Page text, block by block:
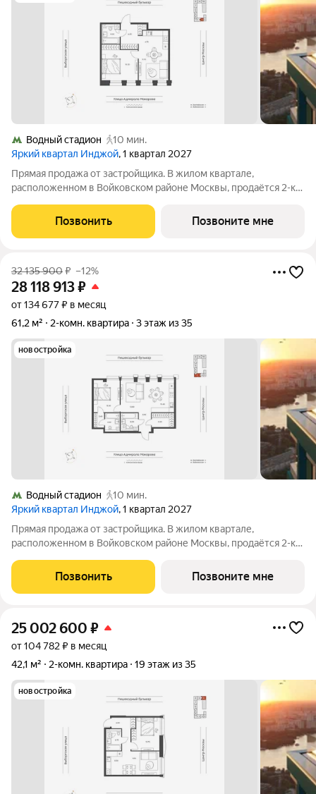
Водный стадион
10 мин.
Яркий квартал Инджой, 1 квартал 2027
Прямая продажа от застройщика. В жилом квартале,
расположенном в Войковском районе Москвы, продаётся 2-к
расположена на 5 этаже 10-этажного дома, корпус 1, в жилом
квартале бизнес-класса Инджой.
Позвонить Позвоните мне
32 135 900₽ –12%
28 118 913₽
от 134 677 ₽ в месяц
61,2 м²
2-комн. квартира 3 этаж из 35
новостройка
Водный стадион
10 мин.
Яркий квартал Инджой, 1 квартал 2027
Прямая продажа от застройщика. В жилом квартале,
расположенном в Войковском районе Москвы, продаётся 2-к
расположена на 3 этаже 35-этажного дома, корпус 1, в жилом
квартале бизнес-класса Инджой.
Позвонить Позвоните мне
25 002 600 ₽
от 104 782 ₽ в месяц
42,1 м²
2-комн. квартира 19 этаж из 35
новостройка